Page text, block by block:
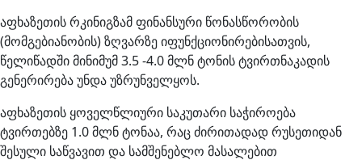
აფხაზეთის რკინიგზამ ფინანსური წონასწორობის
(მომგებიანობის) ზღვარზე იფუნქციონირებისათვის,
წელიწადში მინიმუმ 3.5 -4.0 მლნ ტონის ტვირთნაკადის
გენერირება უნდა უზრუნველყოს.
აფხაზეთის ყოველწლიური საკუთარი საჭიროება
ტვირთებზე 1.0 მლნ ტონაა, რაც ძირითადად რუსეთიდან
შესული საწვავით და სამშენებლო მასალებით